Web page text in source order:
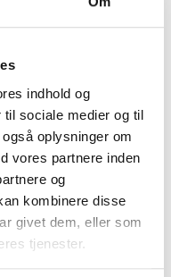
indhold og
sociale medier og til
oplysninger om
vores partnere inden
og
kombinere disse
givet dem, eller som
tjenester.